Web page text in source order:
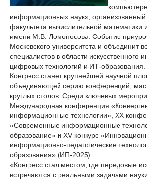
информационных наук», организованный
факультета вычислительной математики
имени М.В. Ломоносова. Событие
Московского университета и объединит
специалистов в области искусственного
цифровых технологий и ИТ-образования.
Конгресс станет крупнейшей научной
объединяющей серию конференций,
круглых столов. Среди ключевых
Международная конференция
информационные технологии», XX
«Современные информационные
образование» и XV конкурс
информационно-педагогические
образования» (ИП-2025).
«Конгресс стал местом, где передовые
встречаются с реальными задачами